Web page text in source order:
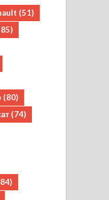
(51)
(80)
(74)